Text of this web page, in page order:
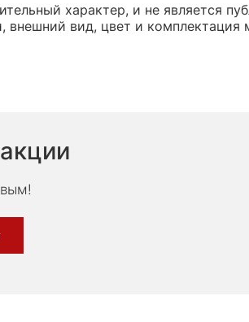
характер, и не является
вид, цвет и комплектация